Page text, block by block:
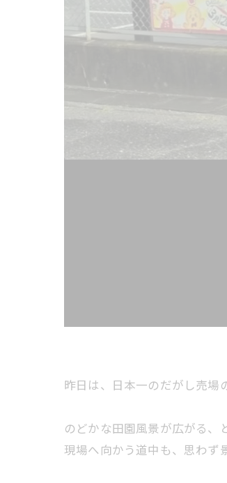
昨日は、日本一のだがし売
のどかな田園風景が広がる、
現場へ向かう道中も、思わず